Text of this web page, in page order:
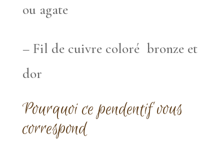
ou agate
– Fil de cuivre coloré bronze et
dor
Pourquoi ce pendentif vous
correspond